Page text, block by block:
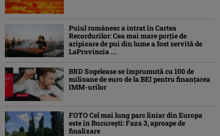
Puiul românesc a intrat în Cartea
Recordurilor: Cea mai mare porție de
aripioare de pui din lume a fost servită de
LaProvincia ...
BRD Sogelease se împrumută cu 100 de
milioane de euro de la BEI pentru finanțarea
IMM-urilor
FOTO Cel mai lung parc liniar din Europa
este în București: Faza 3, aproape de
finalizare